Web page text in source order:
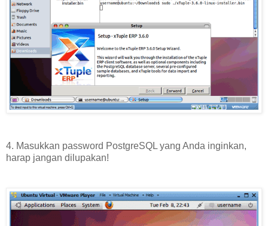
4. Masukkan password PostgreSQL yang Anda inginkan,
harap jangan dilupakan!